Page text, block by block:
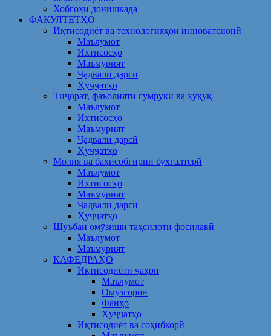
Хобгоҳи донишкада
ФАКУЛТЕТҲО
Иқтисодиёт ва технологияҳои инноватсионӣ
Маълумот
Ихтисосҳо
Маъмурият
Ҷадвали дарсӣ
Ҳуҷҷатҳо
Тиҷорат, фаъолияти гумрукӣ ва ҳуқуқ
Маълумот
Ихтисосҳо
Маъмурият
Ҷадвали дарсӣ
Ҳуҷҷатҳо
Молия ва баҳисобгирии бухгалтерӣ
Маълумот
Ихтисосҳо
Маъмурият
Ҷадвали дарсӣ
Ҳуҷҷатҳо
Шуъбаи омӯзиши таҳсилоти фосилавӣ
Маълумот
Маъмурият
КАФЕДРАҲО
Иқтисодиёти ҷаҳон
Маълумот
Омузгорон
Фанҳо
Ҳуҷҷатҳо
Иқтисодиёт ва соҳибкорӣ